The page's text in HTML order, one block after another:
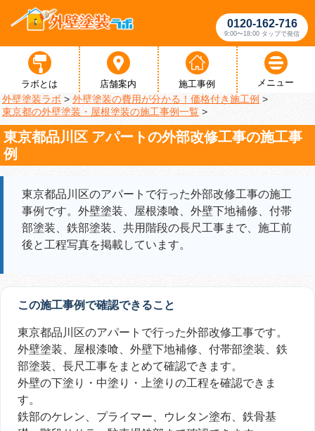
0120-162-716
9:00〜18:00 タップで発信
ラボとは 店舗案内 施工事例 メニュー
外壁塗装ラボ > 外壁塗装の費用が分かる！価格付き施工例 >
東京都の外壁塗装・屋根塗装の施工事例一覧 >
東京都品川区 アパートの外部改修工事の施工事
例
東京都品川区のアパートで行った外部改修工事の施工
事例です。外壁塗装、屋根漆喰、外壁下地補修、付帯
部塗装、鉄部塗装、共用階段の長尺工事まで、施工前
後と工程写真を掲載しています。
この施工事例で確認できること
東京都品川区のアパートで行った外部改修工事です。
外壁塗装、屋根漆喰、外壁下地補修、付帯部塗装、鉄
部塗装、長尺工事をまとめて確認できます。
外壁の下塗り・中塗り・上塗りの工程を確認できま
す。
鉄部のケレン、プライマー、ウレタン塗布、鉄骨基